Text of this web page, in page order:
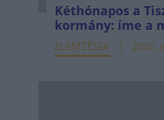
Kéthónapos a
kormány: íme a
ELEMZÉSEK 2026.